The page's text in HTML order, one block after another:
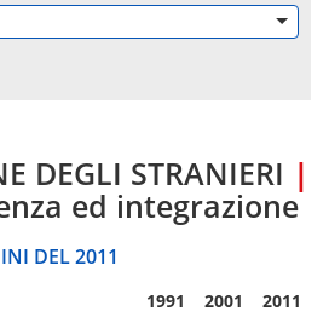
DEGLI STRANIERI |
ed integrazione
DEL 2011
1991 2001 2011